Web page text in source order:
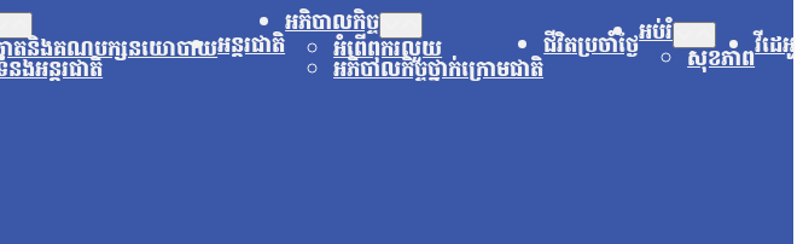
ោតនិងគណបក្សនយោបាយ
ងអន្តរជាតិ
អន្តរជាតិ
អភិបាលកិច្ច
អំពើពុករលួយ
អភិបាលកិច្ចថ្នាក់ក្រោមជាតិ
ជីវិតប្រចាំថ្ងៃអប់រំ
សុខភាពវីដេអូ